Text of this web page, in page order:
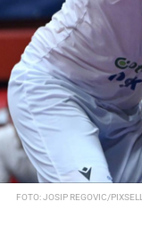
FOTO: JOSIP REGOVIC/PIXSELL